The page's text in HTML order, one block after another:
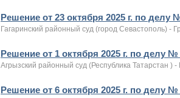
Решение от 23 октября 2025 г. по делу
Гагаринский районный суд (город Севастополь) -
Решение от 1 октября 2025 г. по делу №
Агрызский районный суд (Республика Татарстан ) -
Решение от 6 октября 2025 г. по делу №